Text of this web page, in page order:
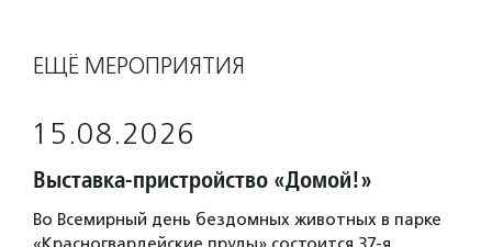
ЕЩЁ МЕРОПРИЯТИЯ
15.08.2026
Выставка-пристройство «Домой!»
Во Всемирный день бездомных животных в парке